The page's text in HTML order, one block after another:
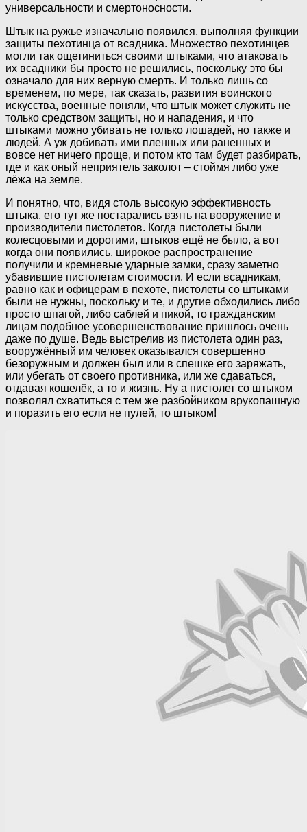
универсальности и смертоносности.
Штык на ружье изначально появился, выполняя функции
защиты пехотинца от всадника. Множество пехотинцев
могли так ощетиниться своими штыками, что атаковать
их всадники бы просто не решились, поскольку это бы
означало для них верную смерть. И только лишь со
временем, по мере, так сказать, развития воинского
искусства, военные поняли, что штык может служить не
только средством защиты, но и нападения, и что
штыками можно убивать не только лошадей, но также и
людей. А уж добивать ими пленных или раненных и
вовсе нет ничего проще, и потом кто там будет разбирать,
где и как оный неприятель заколот – стоймя либо уже
лёжа на земле.
И понятно, что, видя столь высокую эффективность
штыка, его тут же постарались взять на вооружение и
производители пистолетов. Когда пистолеты были
колесцовыми и дорогими, штыков ещё не было, а вот
когда они появились, широкое распространение
получили и кремневые ударные замки, сразу заметно
убавившие пистолетам стоимости. И если всадникам,
равно как и офицерам в пехоте, пистолеты со штыками
были не нужны, поскольку и те, и другие обходились либо
просто шпагой, либо саблей и пикой, то гражданским
лицам подобное усовершенствование пришлось очень
даже по душе. Ведь выстрелив из пистолета один раз,
вооружённый им человек оказывался совершенно
безоружным и должен был или в спешке его заряжать,
или убегать от своего противника, или же сдаваться,
отдавая кошелёк, а то и жизнь. Ну а пистолет со штыком
позволял схватиться с тем же разбойником врукопашную
и поразить его если не пулей, то штыком!